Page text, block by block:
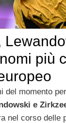
più
del momento
e
nel corso delle